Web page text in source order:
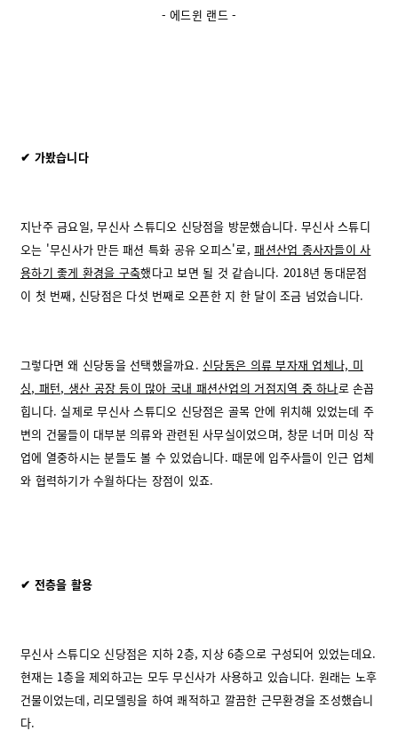
- 에드윈 랜드 -
✔ 가봤습니다
지난주 금요일, 무신사 스튜디오 신당점을 방문했습니다. 무신사 스튜디
오는 '무신사가 만든 패션 특화 공유 오피스'로,패션산업 종사자들이 사
용하기 좋게 환경을 구축했다고 보면 될 것 같습니다. 2018년 동대문점
이 첫 번째, 신당점은 다섯 번째로 오픈한 지 한 달이 조금 넘었습니다.
그렇다면 왜 신당동을 선택했을까요. 신당동은 의류 부자재 업체나, 미
싱, 패턴, 생산 공장 등이 많아 국내 패션산업의 거점지역 중 하나로 손꼽
힙니다. 실제로 무신사 스튜디오 신당점은 골목 안에 위치해 있었는데 주
변의 건물들이 대부분 의류와 관련된 사무실이었으며, 창문 너머 미싱 작
업에 열중하시는 분들도 볼 수 있었습니다. 때문에 입주사들이 인근 업체
와 협력하기가 수월하다는 장점이 있죠.
✔ 전층을 활용
무신사 스튜디오 신당점은 지하 2층, 지상 6층으로 구성되어 있었는데요.
현재는 1층을 제외하고는 모두 무신사가 사용하고 있습니다. 원래는 노후
건물이었는데, 리모델링을 하여 쾌적하고 깔끔한 근무환경을 조성했습니
다.